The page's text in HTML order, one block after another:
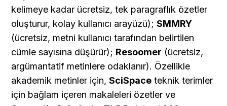
kelimeye kadar ücretsiz, tek paragraflık özetler
oluşturur, kolay kullanıcı arayüzü); SMMRY
(ücretsiz, metni kullanıcı tarafından belirtilen
cümle sayısına düşürür); Resoomer (ücretsiz,
argümantatif metinlere odaklanır). Özellikle
akademik metinler için, SciSpace teknik terimler